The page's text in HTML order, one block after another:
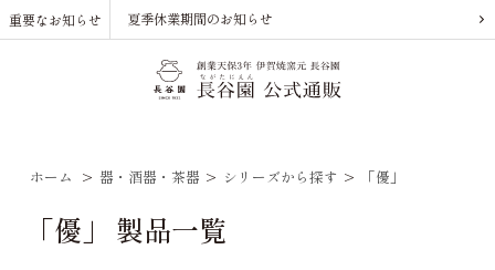
重要なお知らせ 夏季休業期間のお知らせ
ホーム > 器・酒器・茶器 > シリーズから探す > 「優」
「優」 製品一覧